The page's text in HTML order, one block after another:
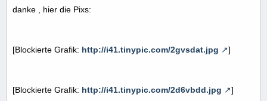
danke , hier die Pixs:
[Blockierte Grafik: http://i41.tinypic.com/2gvsdat.jpg ]
[Blockierte Grafik: http://i41.tinypic.com/2d6vbdd.jpg ]